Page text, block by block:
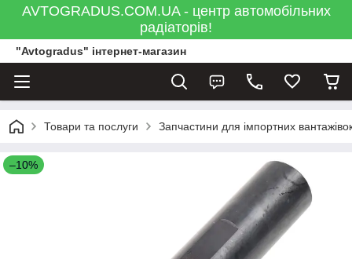
AVTOGRADUS.COM.UA - центр автомобільних
радіаторів!
"Avtogradus" інтернет-магазин
Товари та послуги Запчастини для імпортних
–10%